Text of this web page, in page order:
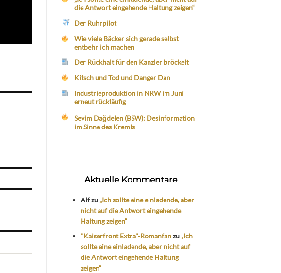
die Antwort eingehende Haltung zeigen“
Der Ruhrpilot
Wie viele Bäcker sich gerade selbst
entbehrlich machen
Der Rückhalt für den Kanzler bröckelt
Kitsch und Tod und Danger Dan
Industrieproduktion in NRW im Juni
erneut rückläufig
Sevim Dağdelen (BSW): Desinformation
im Sinne des Kremls
Aktuelle Kommentare
Alfzu „Ich sollte eine einladende, aber
nicht auf die Antwort eingehende
Haltung zeigen“
"Kaiserfront Extra"-Romanfanzu „Ich
sollte eine einladende, aber nicht auf
die Antwort eingehende Haltung
zeigen“